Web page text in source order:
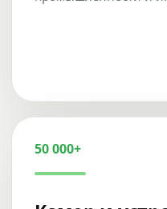
50 000+